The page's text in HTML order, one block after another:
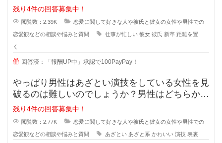
？また元に戻る時はどんな時でしょ
残り4件の回答募集中！
閲覧数：2.39K 恋愛に関して好きな人や彼氏と彼女の女性や男性での
恋愛観などの相談や悩みと質問 仕事が忙しい 彼女 彼氏 新卒 距離を置
く
回答済：「報酬UP中」承認で100PayPay！
やっぱり男性はあざとい演技をしている女性を見
破るのは難しいのでしょうか？男性はどちらかと
いうとちょっと隙を見せてくれるよ
残り4件の回答募集中！
閲覧数：2.77K 恋愛に関して好きな人や彼氏と彼女の女性や男性での
恋愛観などの相談や悩みと質問 あざとい あざと系 かわいい 演技 表裏